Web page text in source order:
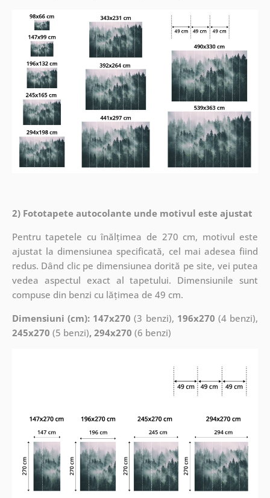
2) Fototapete autocolante unde motivul este ajustat
Pentru tapetele cu înălțimea de 270 cm, motivul este
ajustat la dimensiunea specificată, cel mai adesea fiind
redus. Dând clic pe dimensiunea dorită pe site, vei putea
vedea aspectul exact al tapetului. Dimensiunile sunt
compuse din benzi cu lățimea de 49 cm.
Dimensiuni (cm): 147x270 (3 benzi), 196x270 (4 benzi),
245x270 (5 benzi), 294x270 (6 benzi)